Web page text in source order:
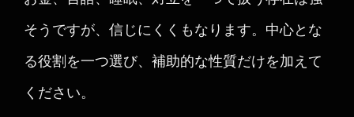
そうですが、信じにくくもなります。中心とな
る役割を一つ選び、補助的な性質だけを加えて
ください。